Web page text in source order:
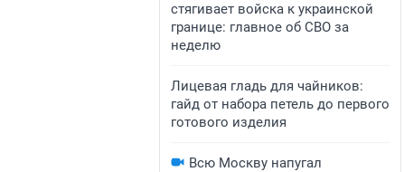
стягивает войска к украинской
границе: главное об СВО за
неделю
Лицевая гладь для чайников:
гайд от набора петель до первого
готового изделия
Всю Москву напугал